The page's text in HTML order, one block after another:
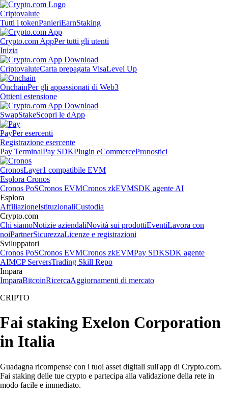
Criptovalute
Tutti i tokenPanieriEarnStaking
Crypto.com AppPer tutti gli utenti
Inizia
CriptovaluteCarta prepagata VisaLevel Up
OnchainPer gli appassionati di Web3
Ottieni estensione
SwapStakeScopri le dApp
PayPer esercenti
Registrazione esercente
Pay TerminalPay SDKPlugin eCommercePronostici
CronosLayer1 compatibile EVM
Esplora Cronos
Cronos PoSCronos EVMCronos zkEVMSDK agente AI
Esplora
AffiliazioneIstituzionaliCustodia
Crypto.com
Chi siamoNotizie aziendaliNovità sui prodottiEventiLavora con
noiPartnerSicurezzaLicenze e registrazioni
Sviluppatori
Cronos PoSCronos EVMCronos zkEVMPay SDKSDK agente
AIMCP ServersTrading Skill Repo
Impara
ImparaBitcoinRicercaAggiornamenti di mercato
CRIPTO
Fai staking Exelon Corporation
in Italia
Guadagna ricompense con i tuoi asset digitali sull'app di Crypto.com.
Fai staking delle tue crypto e partecipa alla validazione della rete in
modo facile e immediato.